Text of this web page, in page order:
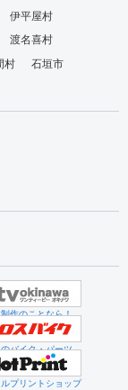
伊平屋村
渡名喜村
村
石垣市
作のことなら！
バイク・パーツ
プリントショップ